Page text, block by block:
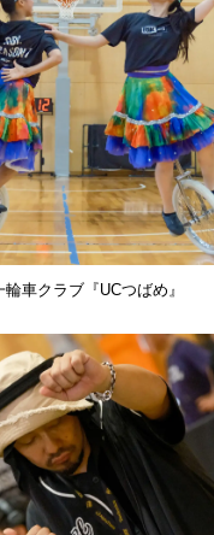
輪車クラブ『UCつばめ』